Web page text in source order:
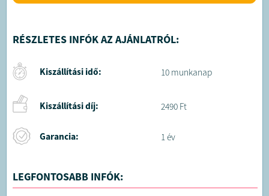
RÉSZLETES INFÓK AZ AJÁNLATRÓL:
Kiszállítási idő: 10 munkanap
Kiszállítási díj: 2490 Ft
Garancia: 1 év
LEGFONTOSABB INFÓK: